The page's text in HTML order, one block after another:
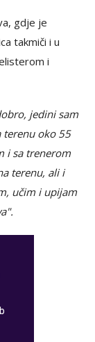
gdje je
takmiči i u
i
jedini sam
oko 55
i sa trenerom
terenu, ali i
učim i upijam